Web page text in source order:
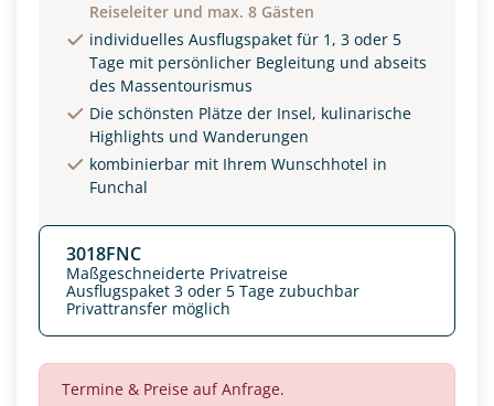
Reiseleiter und max. 8 Gästen
individuelles Ausflugspaket für 1, 3 oder 5
Tage mit persönlicher Begleitung und abseits
des Massentourismus
Die schönsten Plätze der Insel, kulinarische
Highlights und Wanderungen
kombinierbar mit Ihrem Wunschhotel in
Funchal
3018FNC
Maßgeschneiderte Privatreise
Ausflugspaket 3 oder 5 Tage zubuchbar
Privattransfer möglich
Termine & Preise auf Anfrage.
EZ Familienzimmer
Reisebeginn
Option 1 Option 2